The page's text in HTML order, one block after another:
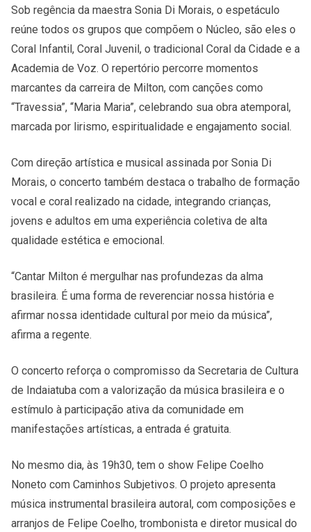
Sob regência da maestra Sonia Di Morais, o espetáculo
reúne todos os grupos que compõem o Núcleo, são eles o
Coral Infantil, Coral Juvenil, o tradicional Coral da Cidade e a
Academia de Voz. O repertório percorre momentos
marcantes da carreira de Milton, com canções como
“Travessia”, “Maria Maria”, celebrando sua obra atemporal,
marcada por lirismo, espiritualidade e engajamento social.
Com direção artística e musical assinada por Sonia Di
Morais, o concerto também destaca o trabalho de formação
vocal e coral realizado na cidade, integrando crianças,
jovens e adultos em uma experiência coletiva de alta
qualidade estética e emocional.
“Cantar Milton é mergulhar nas profundezas da alma
brasileira. É uma forma de reverenciar nossa história e
afirmar nossa identidade cultural por meio da música”,
afirma a regente.
O concerto reforça o compromisso da Secretaria de Cultura
de Indaiatuba com a valorização da música brasileira e o
estímulo à participação ativa da comunidade em
manifestações artísticas, a entrada é gratuita.
No mesmo dia, às 19h30, tem o show Felipe Coelho
Noneto com Caminhos Subjetivos. O projeto apresenta
música instrumental brasileira autoral, com composições e
arranjos de Felipe Coelho, trombonista e diretor musical do